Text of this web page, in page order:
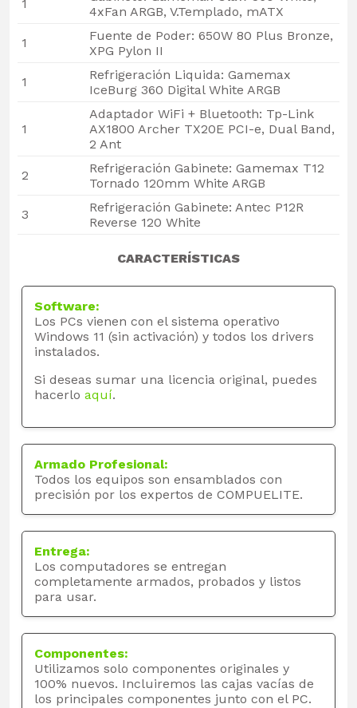
1
4xFan ARGB, V.Templado, mATX
1
Fuente de Poder: 650W 80 Plus Bronze,
XPG Pylon II
1
Refrigeración Liquida: Gamemax
IceBurg 360 Digital White ARGB
1
Adaptador WiFi + Bluetooth: Tp-Link
AX1800 Archer TX20E PCI-e, Dual Band,
2 Ant
2
Refrigeración Gabinete: Gamemax T12
Tornado 120mm White ARGB
3
Refrigeración Gabinete: Antec P12R
Reverse 120 White
CARACTERÍSTICAS
Software:
Los PCs vienen con el sistema operativo
Windows 11 (sin activación) y todos los drivers
instalados.
Si deseas sumar una licencia original, puedes
hacerlo aquí.
Armado Profesional:
Todos los equipos son ensamblados con
precisión por los expertos de COMPUELITE.
Entrega:
Los computadores se entregan
completamente armados, probados y listos
para usar.
Componentes:
Utilizamos solo componentes originales y
100% nuevos. Incluiremos las cajas vacías de
los principales componentes junto con el PC.